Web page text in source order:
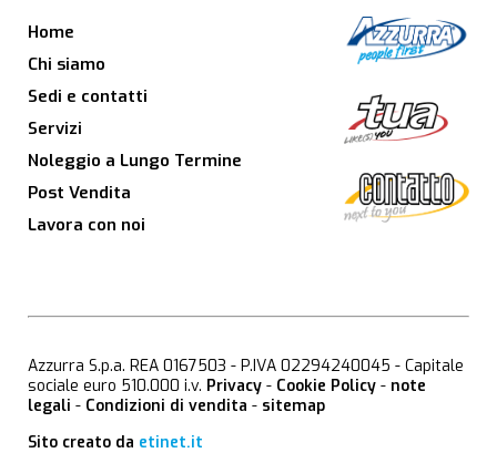
Home
Chi siamo
Sedi e contatti
Servizi
Noleggio a Lungo Termine
Post Vendita
Lavora con noi
Azzurra S.p.a. REA 0167503 - P.IVA 02294240045 - Capitale
sociale euro 510.000 i.v. Privacy - Cookie Policy - note
legali - Condizioni di vendita - sitemap
Sito creato da etinet.it